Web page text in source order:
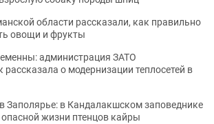
области рассказали, как правильно
овощи и фрукты
администрация ЗАТО
рассказала о модернизации теплосетей в
в Кандалакшском заповеднике
жизни птенцов кайры